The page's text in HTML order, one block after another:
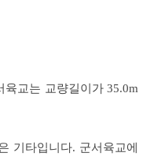
교는 교량길이가 35.0m
기타입니다. 군서육교에